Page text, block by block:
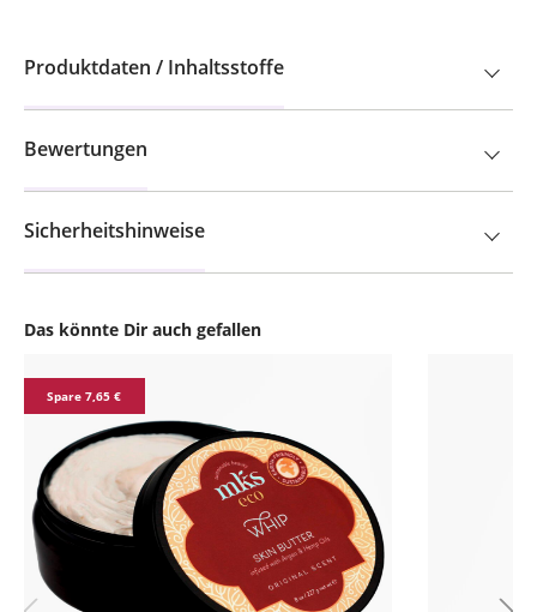
Das könnte Dir auch gefallen
Spare 7,65 €
Produktdaten / Inhaltsstoffe
Bewertungen
Sicherheitshinweise